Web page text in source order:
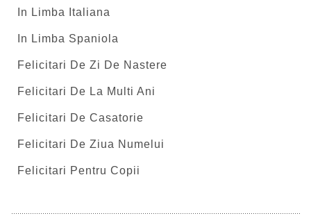
In Limba Italiana
In Limba Spaniola
Felicitari De Zi De Nastere
Felicitari De La Multi Ani
Felicitari De Casatorie
Felicitari De Ziua Numelui
Felicitari Pentru Copii